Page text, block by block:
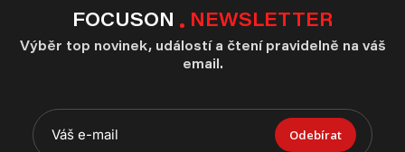
FOCUSON NEWSLETTER
Výběr top novinek, událostí a čtení pravidelně na váš
email.
Odebírat